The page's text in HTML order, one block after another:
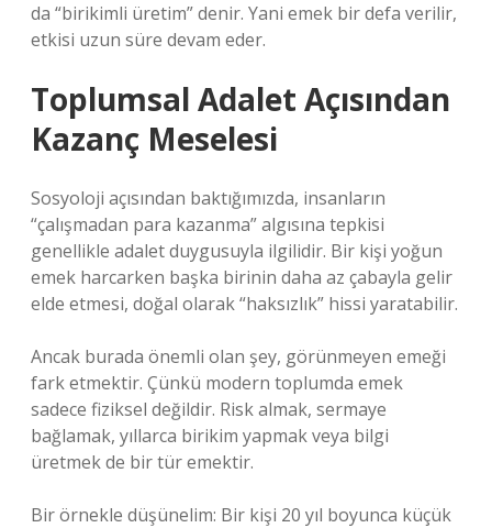
da “birikimli üretim” denir. Yani emek bir defa verilir,
etkisi uzun süre devam eder.
Toplumsal Adalet Açısından
Kazanç Meselesi
Sosyoloji açısından baktığımızda, insanların
“çalışmadan para kazanma” algısına tepkisi
genellikle adalet duygusuyla ilgilidir. Bir kişi yoğun
emek harcarken başka birinin daha az çabayla gelir
elde etmesi, doğal olarak “haksızlık” hissi yaratabilir.
Ancak burada önemli olan şey, görünmeyen emeği
fark etmektir. Çünkü modern toplumda emek
sadece fiziksel değildir. Risk almak, sermaye
bağlamak, yıllarca birikim yapmak veya bilgi
üretmek de bir tür emektir.
Bir örnekle düşünelim: Bir kişi 20 yıl boyunca küçük